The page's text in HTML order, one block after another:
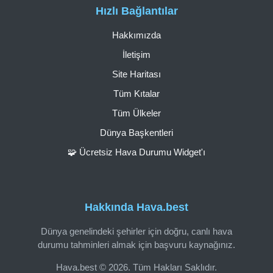
Hakkında Hava.best
Dünya genelindeki şehirler için doğru, canlı hava
durumu tahminleri almak için başvuru kaynağınız.
Hava.best © 2026. Tüm Hakları Saklıdır.
Hızlı Bağlantılar
Hakkımızda
İletişim
Site Haritası
Tüm Kıtalar
Tüm Ülkeler
Dünya Başkentleri
🧩 Ücretsiz Hava Durumu Widget'ı